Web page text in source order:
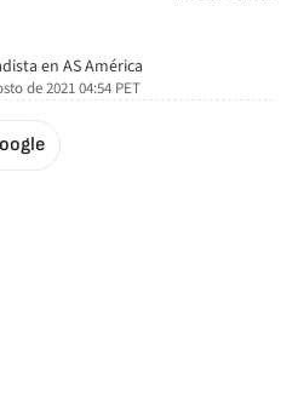
en AS América
de 2021 04:54 PET